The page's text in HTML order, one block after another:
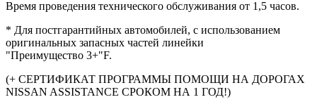
Время проведения технического обслуживания от 1,5 часов.
* Для постгарантийных автомобилей, с использованием
оригинальных запасных частей линейки
"Преимущество 3+"F.
(+ CЕРТИФИКАТ ПРОГРАММЫ ПОМОЩИ НА ДОРОГАХ
NISSAN ASSISTANCE СРОКОМ НА 1 ГОД!)